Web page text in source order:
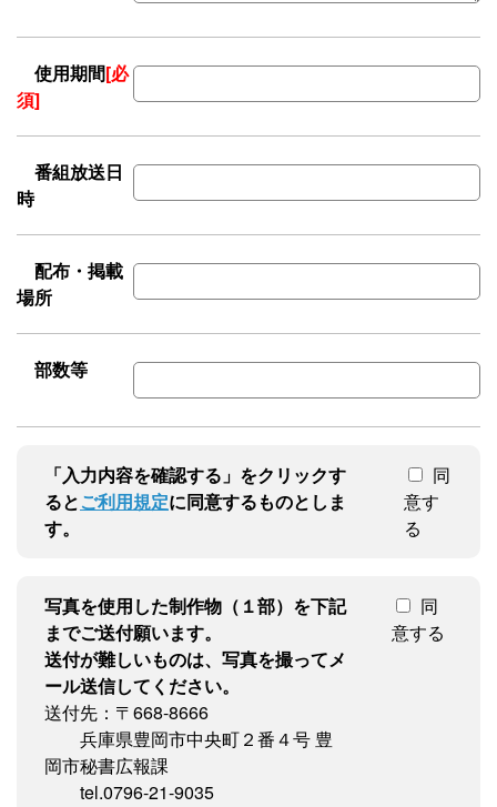
使用期間[必
須]
番組放送日
時
配布・掲載
場所
部数等
「入力内容を確認する」をクリックす
るとご利用規定に同意するものとしま
す。
同
意す
る
写真を使用した制作物（１部）を下記
までご送付願います。
送付が難しいものは、写真を撮ってメ
ール送信してください。
送付先：〒668-8666
兵庫県豊岡市中央町２番４号 豊
岡市秘書広報課
tel.0796-21-9035
同
意する